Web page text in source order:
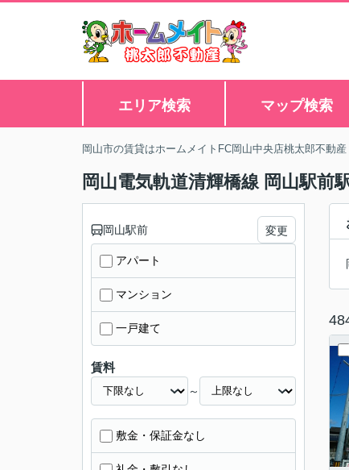
エリア検索 マップ検索
岡山市の賃貸はホームメイトFC岡山中央店桃太郎不動産
岡山電気軌道清輝橋線 岡山駅前
岡山駅前 変更
アパート
マンション
一戸建て
賃料
～
敷金・保証金なし